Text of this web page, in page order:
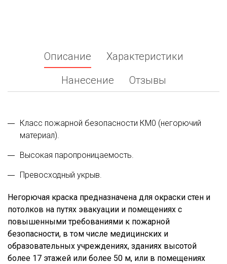
Описание
Характеристики
Нанесение
Отзывы
Класс пожарной безопасности КМ0 (негорючий
материал).
Высокая паропроницаемость.
Превосходный укрыв.
Негорючая краска предназначена для окраски стен и
потолков на путях эвакуации и помещениях с
повышенными требованиями к пожарной
безопасности, в том числе медицинских и
образовательных учреждениях, зданиях высотой
более 17 этажей или более 50 м, или в помещениях